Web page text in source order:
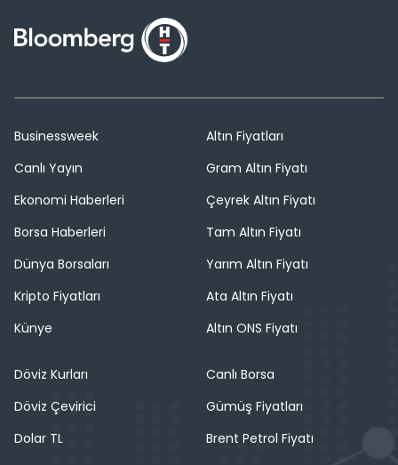
Businessweek
Canlı Yayın
Ekonomi Haberleri
Borsa Haberleri
Dünya Borsaları
Kripto Fiyatları
Künye
Altın Fiyatları
Gram Altın Fiyatı
Çeyrek Altın Fiyatı
Tam Altın Fiyatı
Yarım Altın Fiyatı
Ata Altın Fiyatı
Altın ONS Fiyatı
Döviz Kurları
Döviz Çevirici
Dolar TL
Canlı Borsa
Gümüş Fiyatları
Brent Petrol Fiyatı